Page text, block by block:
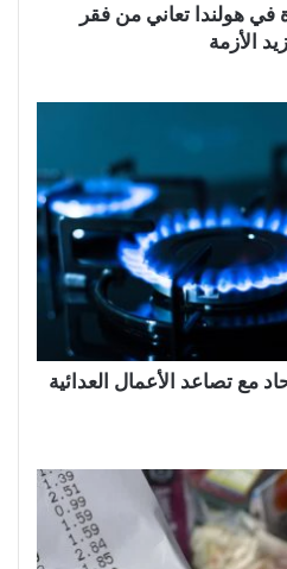
هولندا تعاني من فقر
الأزمة
مع تصاعد الأعمال العدائية